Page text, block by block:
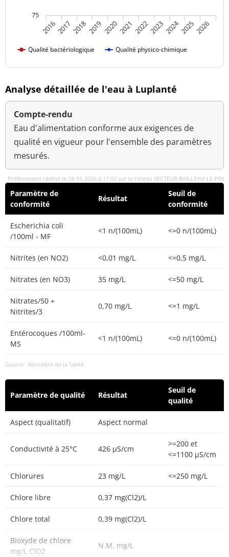
Qualité bactériologique Qualité physico-chimique
20162017 201820192020202120222023202420252026
75
Analyse détaillée de l'eau à Luplanté
Compte-rendu
Eau d'alimentation conforme aux exigences de
qualité en vigueur pour l'ensemble des paramètres
mesurés.
Prélèvement réalisé le 28-01-2026 à 11:02 sur le réseau SECTEUR BAILLEAU-LE-PIN
Paramètre de
conformité
Résultat
Seuil de
conformité
Escherichia coli
/100ml - MF
<1 n/(100mL) <=0 n/(100mL)
Nitrites (en NO2) <0,01 mg/L <=0,5 mg/L
Nitrates (en NO3) 35 mg/L <=50 mg/L
Nitrates/50 +
Nitrites/3
0,70 mg/L <=1 mg/L
Entérocoques /100ml-
MS
<1 n/(100mL) <=0 n/(100mL)
Source : Ministère de la Santé
Paramètre de qualité Résultat
Seuil de
qualité
Aspect (qualitatif) Aspect normal
Conductivité à 25°C 426 µS/cm
>=200 et
<=1100 µS/cm
Chlorures 23 mg/L <=250 mg/L
Chlore libre 0,37 mg(Cl2)/L
Chlore total 0,39 mg(Cl2)/L
Bioxyde de chlore
mg/L ClO2
N.M. mg/L